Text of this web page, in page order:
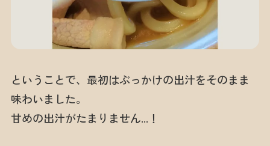
ということで、最初はぶっかけの出汁をそのまま
味わいました。
甘めの出汁がたまりません…！